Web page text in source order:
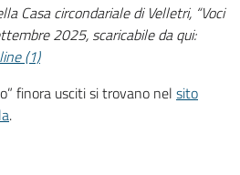
Casa circondariale di Velletri, “Voci
2025, scaricabile da qui:
(1)
finora usciti si trovano nel sito
.